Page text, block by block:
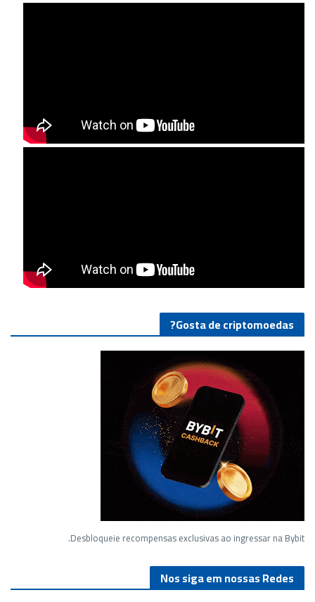
Gosta de criptomoedas?
Desbloqueie recompensas exclusivas ao ingressar na Bybit.
Nos siga em nossas Redes